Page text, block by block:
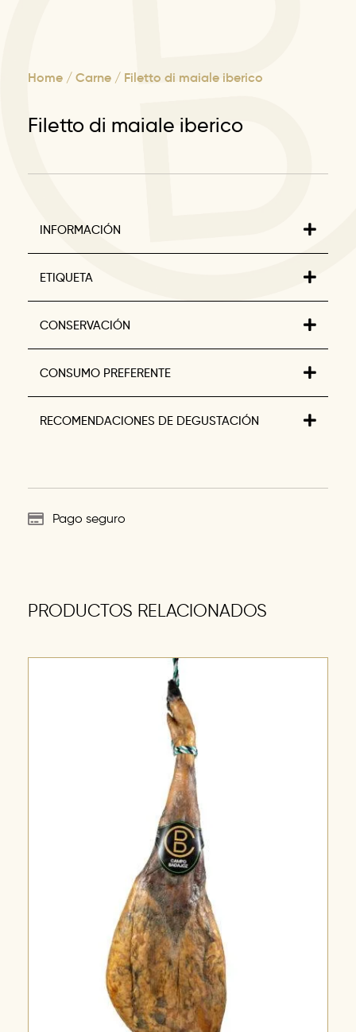
Home / Carne / Filetto di maiale iberico
Filetto di maiale iberico
INFORMACIÓN
ETIQUETA
CONSERVACIÓN
CONSUMO PREFERENTE
RECOMENDACIONES DE DEGUSTACIÓN
Pago seguro
PRODUCTOS RELACIONADOS